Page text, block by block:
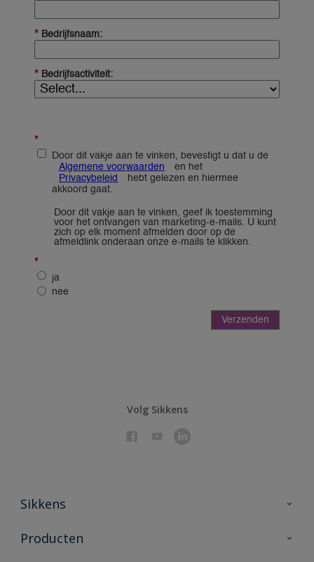
Volg Sikkens
Sikkens
Over Sikkens
Producten